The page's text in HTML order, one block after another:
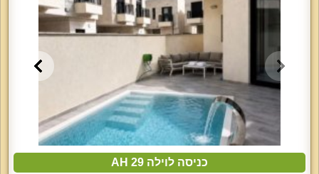
כניסה לוילה 29 AH